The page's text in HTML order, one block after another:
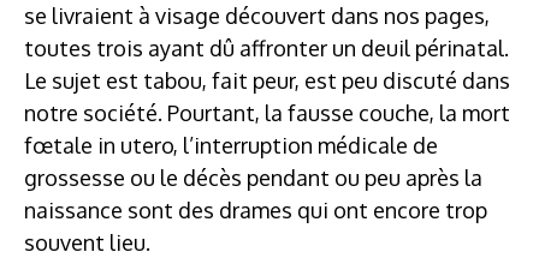
se livraient à visage découvert dans nos pages,
toutes trois ayant dû affronter un deuil périnatal.
Le sujet est tabou, fait peur, est peu discuté dans
notre société. Pourtant, la fausse couche, la mort
fœtale in utero, l’interruption médicale de
grossesse ou le décès pendant ou peu après la
naissance sont des drames qui ont encore trop
souvent lieu.